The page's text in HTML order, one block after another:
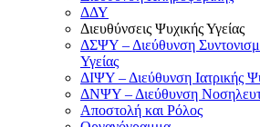
ΔΔΥ
Διευθύνσεις Ψυχικής Υγείας
ΔΣΨΥ – Διεύθυνση
Υγείας
ΔΙΨΥ – Διεύθυνση Ιατρικής
ΔΝΨΥ – Διεύθυνση
Αποστολή και Ρόλος